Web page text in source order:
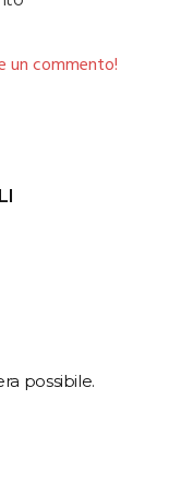
un commento!
possibile.